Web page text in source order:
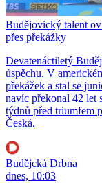
Budějovický talent
přes překážky
Devatenáctiletý
úspěchu. V
překážek a stal se
navíc překonal 42 let
týdnů před triumfem
Česká.
Budějcká Drbna
dnes, 10:03